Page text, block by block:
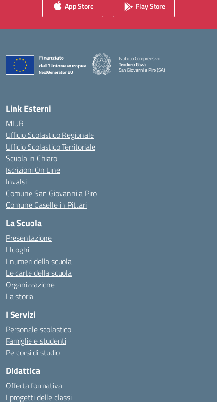
App Store Play Store
Istituto Comprensivo
Teodoro Gaza
San Giovanni a Piro (SA)
Link Esterni
MIUR
Ufficio Scolastico Regionale
Ufficio Scolastico Territoriale
Scuola in Chiaro
Iscrizioni On Line
Invalsi
Comune San Giovanni a Piro
Comune Caselle in Pittari
La Scuola
Presentazione
I luoghi
I numeri della scuola
Le carte della scuola
Organizzazione
La storia
I Servizi
Personale scolastico
Famiglie e studenti
Percorsi di studio
Didattica
Offerta formativa
I progetti delle classi